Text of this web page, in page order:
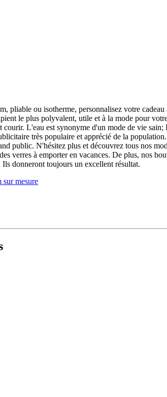
ou isotherme, personnalisez votre
le plus polyvalent, utile et à la mode pour
L'eau est synonyme d'un mode de vie sain;
très populaire et apprécié de la
public. N'hésitez plus et découvrez tous nos
verres à emporter en vacances. De plus, nos
donneront toujours un excellent résultat.
mesure